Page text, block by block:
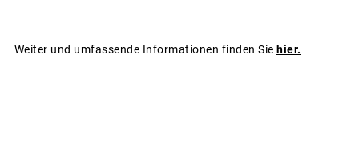
Weiter und umfassende Informationen finden Sie hier.